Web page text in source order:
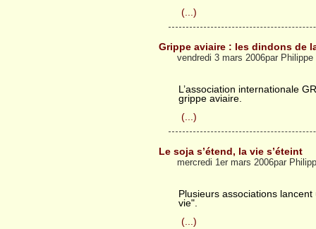
(...)
Grippe aviaire : les dindons de
vendredi 3 mars 2006par Philippe
L’association internationale
grippe aviaire.
(...)
Le soja s’étend, la vie s’éteint
mercredi 1er mars 2006par
Plusieurs associations
vie".
(...)